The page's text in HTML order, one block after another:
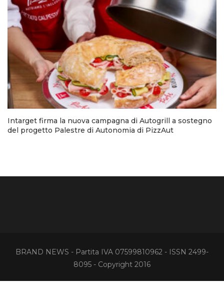
Intarget firma la nuova campagna di Autogrill a sostegno
del progetto Palestre di Autonomia di PizzAut
BRAND NEWS - Partita IVA 07599810962 - ISSN 2499-
8095 - Copyright 2016